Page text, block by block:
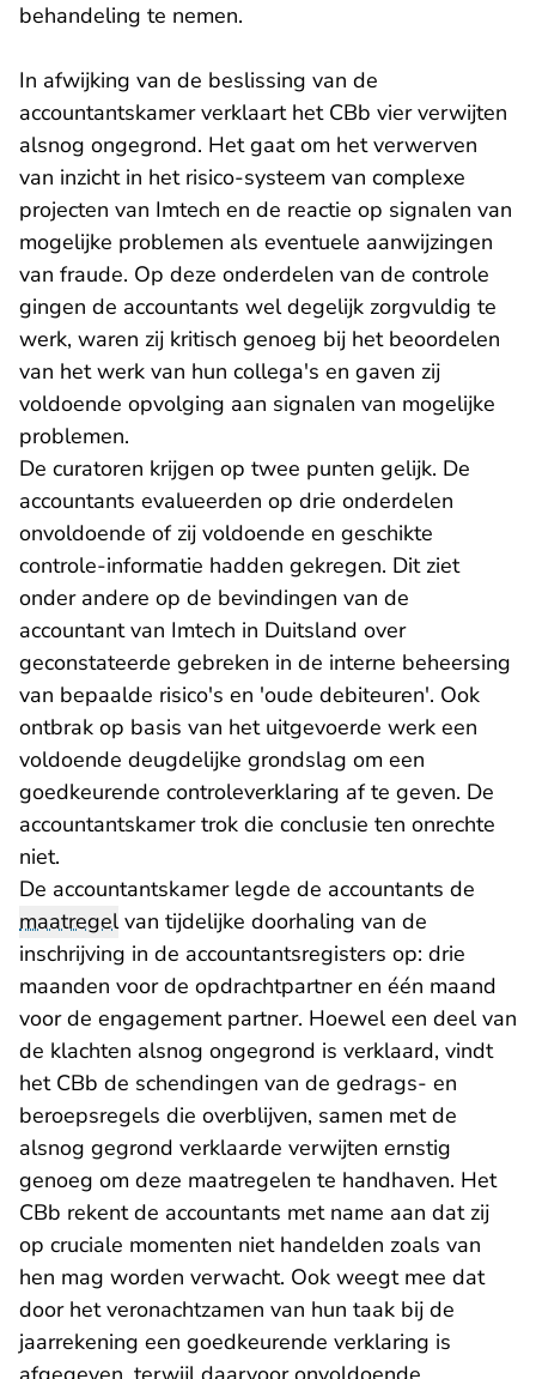
behandeling te nemen.
In afwijking van de beslissing van de
accountantskamer verklaart het CBb vier verwijten
alsnog ongegrond. Het gaat om het verwerven
van inzicht in het risico-systeem van complexe
projecten van Imtech en de reactie op signalen van
mogelijke problemen als eventuele aanwijzingen
van fraude. Op deze onderdelen van de controle
gingen de accountants wel degelijk zorgvuldig te
werk, waren zij kritisch genoeg bij het beoordelen
van het werk van hun collega's en gaven zij
voldoende opvolging aan signalen van mogelijke
problemen.
De curatoren krijgen op twee punten gelijk. De
accountants evalueerden op drie onderdelen
onvoldoende of zij voldoende en geschikte
controle-informatie hadden gekregen. Dit ziet
onder andere op de bevindingen van de
accountant van Imtech in Duitsland over
geconstateerde gebreken in de interne beheersing
van bepaalde risico's en 'oude debiteuren'. Ook
ontbrak op basis van het uitgevoerde werk een
voldoende deugdelijke grondslag om een
goedkeurende controleverklaring af te geven. De
accountantskamer trok die conclusie ten onrechte
niet.
De accountantskamer legde de accountants de
maatregelvan tijdelijke doorhaling van de
inschrijving in de accountantsregisters op: drie
maanden voor de opdrachtpartner en één maand
voor de engagement partner. Hoewel een deel van
de klachten alsnog ongegrond is verklaard, vindt
het CBb de schendingen van de gedrags- en
beroepsregels die overblijven, samen met de
alsnog gegrond verklaarde verwijten ernstig
genoeg om deze maatregelen te handhaven. Het
CBb rekent de accountants met name aan dat zij
op cruciale momenten niet handelden zoals van
hen mag worden verwacht. Ook weegt mee dat
door het veronachtzamen van hun taak bij de
jaarrekening een goedkeurende verklaring is